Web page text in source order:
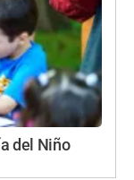
del Niño